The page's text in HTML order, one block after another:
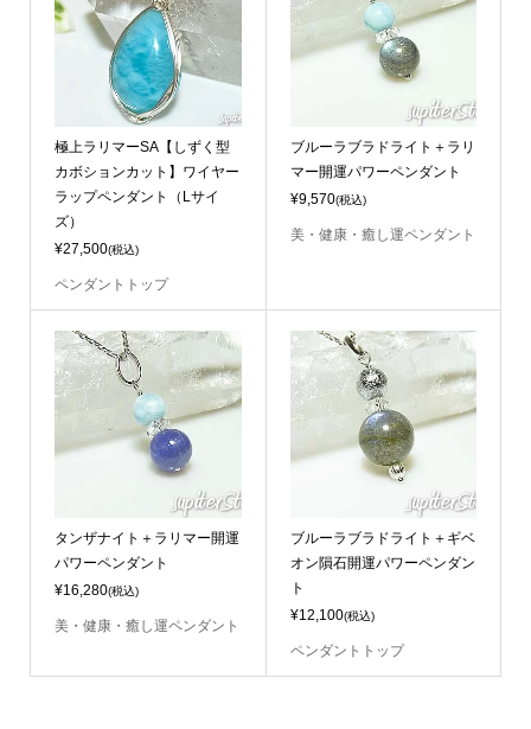
極上ラリマーSA【しずく型
カボションカット】ワイヤー
ラップペンダント（Lサイ
ズ）
¥27,500(税込)
ペンダントトップ
ブルーラブラドライト＋ラリ
マー開運パワーペンダント
¥9,570(税込)
美・健康・癒し運ペンダント
タンザナイト＋ラリマー開運
パワーペンダント
¥16,280(税込)
美・健康・癒し運ペンダント
ブルーラブラドライト＋ギベ
オン隕石開運パワーペンダン
ト
¥12,100(税込)
ペンダントトップ